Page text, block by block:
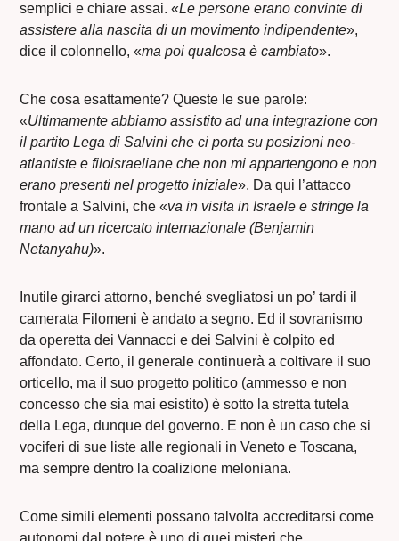
semplici e chiare assai. «Le persone erano convinte di
assistere alla nascita di un movimento indipendente»,
dice il colonnello, «ma poi qualcosa è cambiato».
Che cosa esattamente? Queste le sue parole:
«Ultimamente abbiamo assistito ad una integrazione con
il partito Lega di Salvini che ci porta su posizioni neo-
atlantiste e filoisraeliane che non mi appartengono e non
erano presenti nel progetto iniziale». Da qui l’attacco
frontale a Salvini, che «va in visita in Israele e stringe la
mano ad un ricercato internazionale (Benjamin
Netanyahu)».
Inutile girarci attorno, benché svegliatosi un po’ tardi il
camerata Filomeni è andato a segno. Ed il sovranismo
da operetta dei Vannacci e dei Salvini è colpito ed
affondato. Certo, il generale continuerà a coltivare il suo
orticello, ma il suo progetto politico (ammesso e non
concesso che sia mai esistito) è sotto la stretta tutela
della Lega, dunque del governo. E non è un caso che si
vociferi di sue liste alle regionali in Veneto e Toscana,
ma sempre dentro la coalizione meloniana.
Come simili elementi possano talvolta accreditarsi come